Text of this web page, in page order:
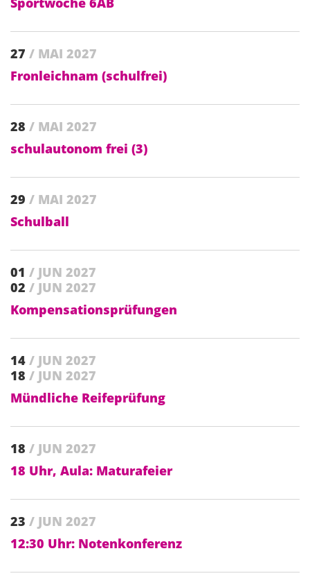
27 / MAI 2027
Fronleichnam (schulfrei)
28 / MAI 2027
schulautonom frei (3)
29 / MAI 2027
Schulball
01 / JUN 2027
02 / JUN 2027
Kompensationsprüfungen
14 / JUN 2027
18 / JUN 2027
Mündliche Reifeprüfung
18 / JUN 2027
18 Uhr, Aula: Maturafeier
23 / JUN 2027
12:30 Uhr: Notenkonferenz